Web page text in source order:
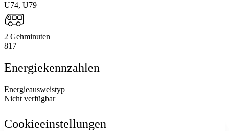
U74, U79
2 Gehminuten
817
Energiekennzahlen
Energieausweistyp
Nicht verfügbar
Cookieeinstellungen